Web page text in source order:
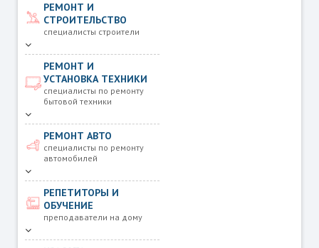
РЕМОНТ И
СТРОИТЕЛЬСТВО
специалисты строители
РЕМОНТ И
УСТАНОВКА ТЕХНИКИ
специалисты по ремонту
бытовой техники
РЕМОНТ АВТО
специалисты по ремонту
автомобилей
РЕПЕТИТОРЫ И
ОБУЧЕНИЕ
преподаватели на дому